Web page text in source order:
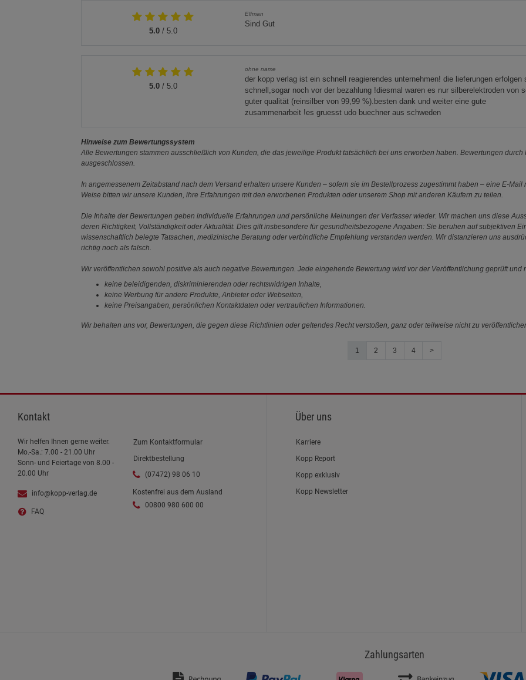
5.0/ 5.0
Elfman
Sind Gut
5.0/ 5.0
ohne name
der kopp verlag ist ein schnell reagierendes unternehmen! die lieferungen erfolgen
schnell,sogar noch vor der bezahlung !diesmal waren es nur silberelektroden von
guter qualität (reinsilber von 99,99 %).besten dank und weiter eine gute
zusammenarbeit !es gruesst udo buechner aus schweden
Hinweise zum Bewertungssystem
Alle Bewertungen stammen ausschließlich von Kunden, die das jeweilige Produkt tatsächlich bei uns erworben haben. Bewertungen
ausgeschlossen.
In angemessenem Zeitabstand nach dem Versand erhalten unsere Kunden – sofern sie im Bestellprozess zugestimmt haben – eine E-
Weise bitten wir unsere Kunden, ihre Erfahrungen mit den erworbenen Produkten oder unserem Shop mit anderen Käufern zu teilen.
Die Inhalte der Bewertungen geben individuelle Erfahrungen und persönliche Meinungen der Verfasser wieder. Wir machen uns diese
deren Richtigkeit, Vollständigkeit oder Aktualität. Dies gilt insbesondere für gesundheitsbezogene Angaben: Sie beruhen auf subjektiven
wissenschaftlich belegte Tatsachen, medizinische Beratung oder verbindliche Empfehlung verstanden werden. Wir distanzieren uns
richtig noch als falsch.
Wir veröffentlichen sowohl positive als auch negative Bewertungen. Jede eingehende Bewertung wird vor der Veröffentlichung geprüft
keine beleidigenden, diskriminierenden oder rechtswidrigen Inhalte,
keine Werbung für andere Produkte, Anbieter oder Webseiten,
keine Preisangaben, persönlichen Kontaktdaten oder vertraulichen Informationen.
Wir behalten uns vor, Bewertungen, die gegen diese Richtlinien oder geltendes Recht verstoßen, ganz oder teilweise nicht zu
1 2 3 4 >
Kontakt
Wir helfen Ihnen gerne weiter.
Mo.-Sa.: 7.00 - 21.00 Uhr
Sonn- und Feiertage von 8.00 -
20.00 Uhr
info@kopp-verlag.de
FAQ
Zum Kontaktformular
Direktbestellung
(07472) 98 06 10
Kostenfrei aus dem Ausland
00800 980 600 00
Über uns
Karriere
Kopp Report
Kopp exklusiv
Kopp Newsletter
Zahlungsarten